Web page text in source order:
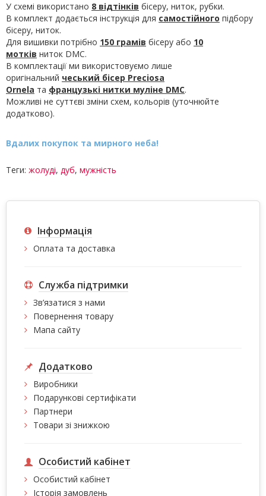
У схемі використано 8 відтінків бісеру, ниток, рубки.
В комплект додається інструкція для самостійного підбору
бісеру, ниток.
Для вишивки потрібно 150 грамів бісеру або 10
мотків ниток DMC.
В комплектації ми використовуємо лише
оригінальний чеський бісер Preciosa
Ornela та французькі нитки муліне DMC.
Можливі не суттєві зміни схем, кольорів (уточнюйте
додатково).
Вдалих покупок та мирного неба!
Теги: жолуді, дуб, мужність
Інформація
Оплата та доставка
Служба підтримки
Зв’язатися з нами
Повернення товару
Мапа сайту
Додатково
Виробники
Подарункові сертифікати
Партнери
Товари зі знижкою
Особистий кабінет
Особистий кабінет
Історія замовлень